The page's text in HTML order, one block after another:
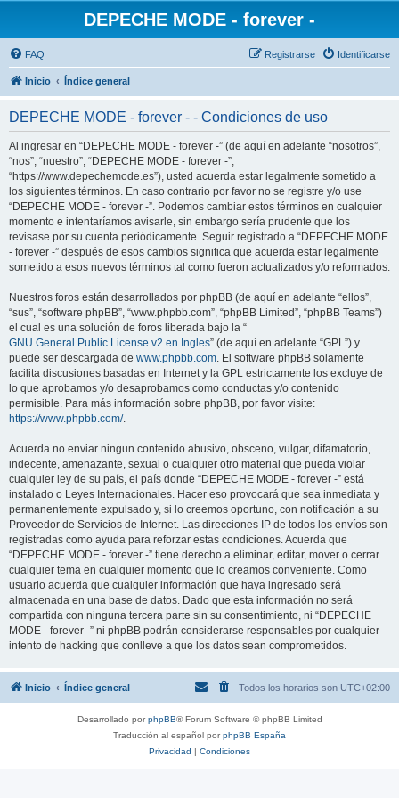
DEPECHE MODE - forever -
FAQ Identificarse
Registrarse
Inicio Índice general
DEPECHE MODE - forever - - Condiciones de uso
Al ingresar en “DEPECHE MODE - forever -” (de aquí en adelante “nosotros”,
“nos”, “nuestro”, “DEPECHE MODE - forever -”,
“https://www.depechemode.es”), usted acuerda estar legalmente sometido a
los siguientes términos. En caso contrario por favor no se registre y/o use
“DEPECHE MODE - forever -”. Podemos cambiar estos términos en cualquier
momento e intentaríamos avisarle, sin embargo sería prudente que los
revisase por su cuenta periódicamente. Seguir registrado a “DEPECHE MODE
- forever -” después de esos cambios significa que acuerda estar legalmente
sometido a esos nuevos términos tal como fueron actualizados y/o reformados.
Nuestros foros están desarrollados por phpBB (de aquí en adelante “ellos”,
“sus”, “software phpBB”, “www.phpbb.com”, “phpBB Limited”, “phpBB Teams”)
el cual es una solución de foros liberada bajo la “
GNU General Public License v2 en Ingles” (de aquí en adelante “GPL”) y
puede ser descargada de www.phpbb.com. El software phpBB solamente
facilita discusiones basadas en Internet y la GPL estrictamente los excluye de
lo que aprobamos y/o desaprobamos como conductas y/o contenido
permisible. Para más información sobre phpBB, por favor visite:
https://www.phpbb.com/.
Acuerda no enviar ningun contenido abusivo, obsceno, vulgar, difamatorio,
indecente, amenazante, sexual o cualquier otro material que pueda violar
cualquier ley de su país, el país donde “DEPECHE MODE - forever -” está
instalado o Leyes Internacionales. Hacer eso provocará que sea inmediata y
permanentemente expulsado y, si lo creemos oportuno, con notificación a su
Proveedor de Servicios de Internet. Las direcciones IP de todos los envíos son
registradas como ayuda para reforzar estas condiciones. Acuerda que
“DEPECHE MODE - forever -” tiene derecho a eliminar, editar, mover o cerrar
cualquier tema en cualquier momento que lo creamos conveniente. Como
usuario acuerda que cualquier información que haya ingresado será
almacenada en una base de datos. Dado que esta información no será
compartida con ninguna tercera parte sin su consentimiento, ni “DEPECHE
MODE - forever -” ni phpBB podrán considerarse responsables por cualquier
intento de hacking que conlleve a que los datos sean comprometidos.
Inicio Índice general Todos los horarios son UTC+02:00
Desarrollado porphpBB® Forum Software © phpBB Limited
Traducción al español porphpBB España
Privacidad | Condiciones